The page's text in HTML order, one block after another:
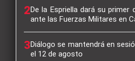
2De la Espriella dará su primer
ante las Fuerzas Militares en
3Diálogo se mantendrá en
el 12 de agosto